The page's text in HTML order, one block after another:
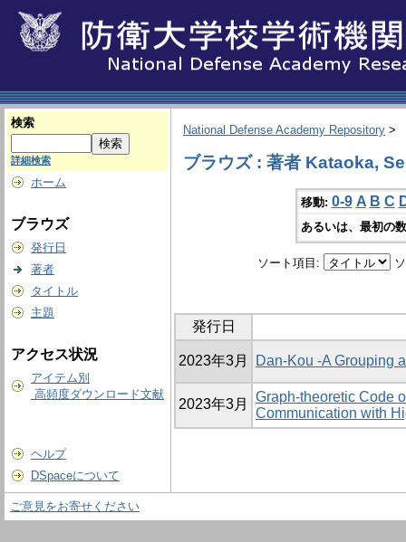
検索
詳細検索
ホーム
ブラウズ
発行日
著者
タイトル
主題
アクセス状況
アイテム別
高頻度ダウンロード文献
ヘルプ
DSpaceについて
National Defense Academy Repository >
ブラウズ : 著者 Kataoka,
移動: 0-9 A B C
あるいは、最初の
ソート項目:
発行日
2023年3月 Dan-Kou -A Grouping
2023年3月
Graph-theoretic Code
Communication with
ご意見をお寄せください